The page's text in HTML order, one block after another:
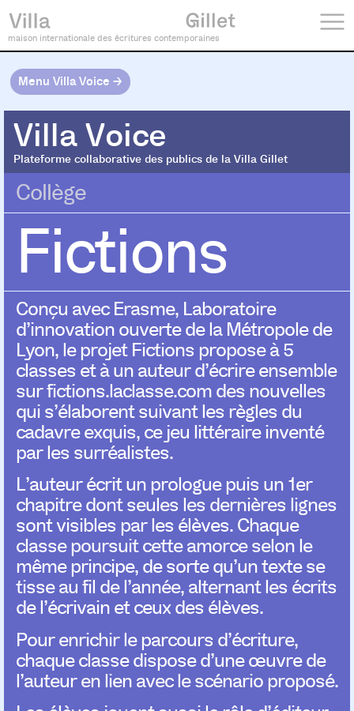
maison internationale des écritures contemporaines
Menu Villa Voice →
Villa Voice
Plateforme collaborative des publics de la Villa Gillet
Villa Voice
Collège
Fictions
Conçu avec Erasme, Laboratoire
d’innovation ouverte de la Métropole de
Lyon, le projet Fictions proposeà 5
classes et à un auteur d’écrire ensemble
sur fictions.laclasse.com des nouvelles
qui s’élaborent suivant les règles du
cadavre exquis, ce jeu littéraire inventé
par les surréalistes.
L’auteur écrit un prologue puis un 1er
chapitre dont seules les dernières lignes
sont visibles par les élèves. Chaque
classe poursuit cette amorce selon le
même principe, de sorte qu’un texte se
tisse au fil de l’année, alternant les écrits
de l’écrivain et ceux des élèves.
Pour enrichir le parcours d’écriture,
chaque classe dispose d’une œuvre de
l’auteur en lien avec le scénario proposé.